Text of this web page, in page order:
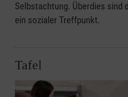
Selbstachtung. Überdies sind
ein sozialer Treffpunkt.
Tafel